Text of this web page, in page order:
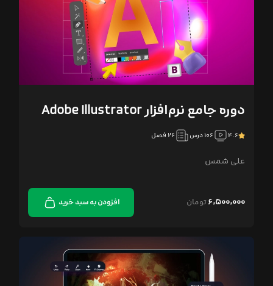
دوره‌ جامع نرم‌افزار Adobe Illustrator
۴.۶ ۱۰۶ درس ۲۶ فصل
علی شمس
۶,۵۰۰,۰۰۰ تومان افزودن به سبد خرید